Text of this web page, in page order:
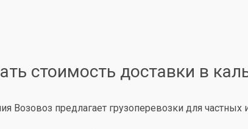
стоимость доставки в
Возовоз предлагает грузоперевозки для